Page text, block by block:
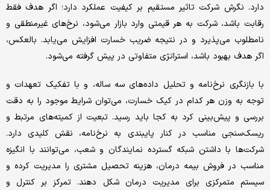
دارد. نگرش شرکت تاثیر مستقیم بر کیفیت عملکرد دارد؛ اگر هدف فقط
رقابت باشد، شرکت به هر قیمتی وارد بازار می‌شود، نرخ‌های غیرمنطقی و
نامطلوب می‌پذیرد و در نتیجه ضریب خسارت افزایش می‌یابد. بالعکس،
اگر هدف بهبود باشد، استراتژی متفاوتی در پیش گرفته می‌شود.
با بازنگری نرخ‌نامه و تحلیل داده‌های سه ساله، و با تفکیک تعهدات و
توجه به وزن هر کدام در کیک خسارت، می‌توان شرایط موجود را به دقت
بررسی و پیش‌بینی کرد به کجا باید رسید. تبعیت از کمیته‌های مرتبط و
ریسک‌سنجی مناسب در کنار پایبندی به نرخ‌نامه، نقش کلیدی دارد.
شرکت‌ها با داشتن شبکه گسترده نمایندگان و شعب، می‌توانند با انگیزه
مناسب در فروش بیمه درمان، هزینه تحصیل مشتری را مدیریت کرده و
سیستم متمرکزی برای مدیریت درمان شکل دهند. تمرکز بر کنترل و